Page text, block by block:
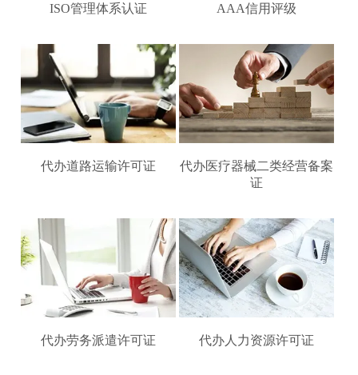
ISO管理体系认证 AAA信用评级
代办道路运输许可证
代办医疗器械二类经营备案
证
代办劳务派遣许可证 代办人力资源许可证